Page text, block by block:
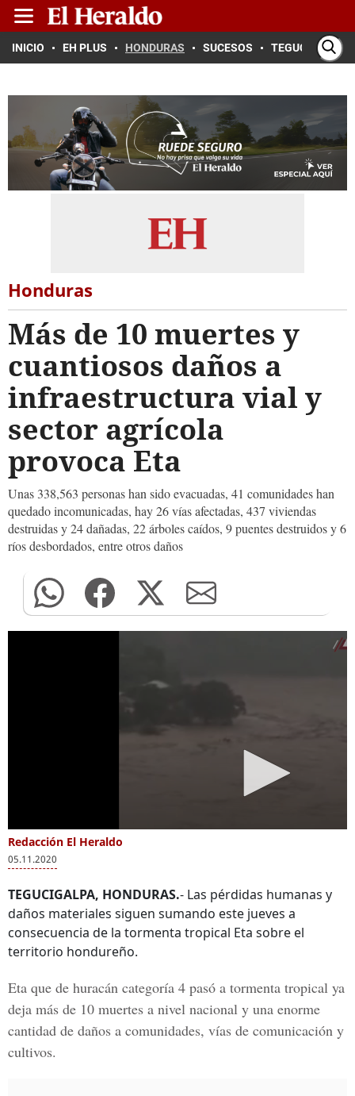
INICIO EH PLUS HONDURAS SUCESOS TEGUCIGALPA
Honduras
Más de 10 muertes y
cuantiosos daños a
infraestructura vial y
sector agrícola
provoca Eta
Unas 338,563 personas han sido evacuadas, 41 comunidades han
quedado incomunicadas, hay 26 vías afectadas, 437 viviendas
destruidas y 24 dañadas, 22 árboles caídos, 9 puentes destruidos y 6
ríos desbordados, entre otros daños
Redacción El Heraldo
05.11.2020
TEGUCIGALPA, HONDURAS.- Las pérdidas humanas y
daños materiales siguen sumando este jueves a
consecuencia de la tormenta tropical Eta sobre el
territorio hondureño.
Eta que de huracán categoría 4 pasó a tormenta tropical ya
deja más de 10 muertes a nivel nacional y una enorme
cantidad de daños a comunidades, vías de comunicación y
cultivos.